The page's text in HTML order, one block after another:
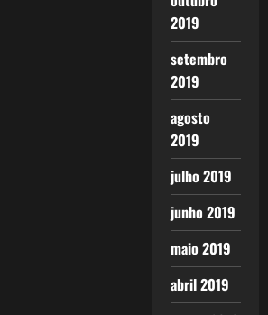
2019
setembro
2019
agosto
2019
julho 2019
junho 2019
maio 2019
abril 2019